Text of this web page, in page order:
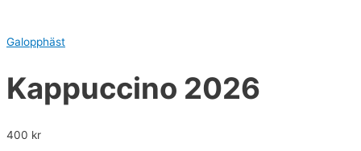
Galopphäst
Kappuccino 2026
400 kr